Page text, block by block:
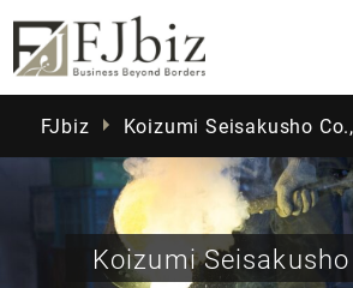
Accueil
FJbiz Koizumi Seisakusho
Koizumi